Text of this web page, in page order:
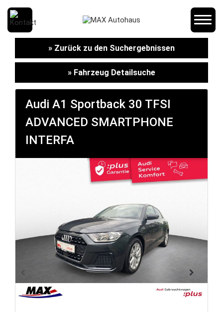
SCHNELLEINSTIEG
KONTAKT/ANFAHRT
SERVICETERMIN
FAHRZEUGBESTAND
» Zurück zu den Suchergebnissen
» Fahrzeug Detailsuche
Audi A1 Sportback 30 TFSI
ADVANCED SMARTPHONE
INTERFA